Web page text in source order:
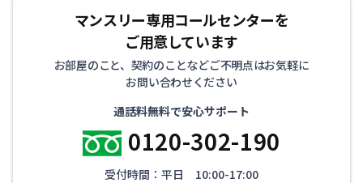
マンスリー専用コールセンターを
ご用意しています
お部屋のこと、契約のことなどご不明点はお気軽に
お問い合わせください
通話料無料で安心サポート
0120-302-190
受付時間：平日 10:00-17:00